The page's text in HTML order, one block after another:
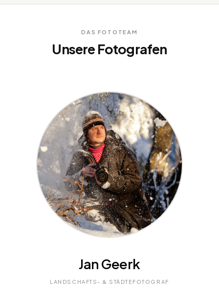
DAS FOTOTEAM
Unsere Fotografen
Jan Geerk
LANDSCHAFTS- & STÄDTEFOTOGRAF